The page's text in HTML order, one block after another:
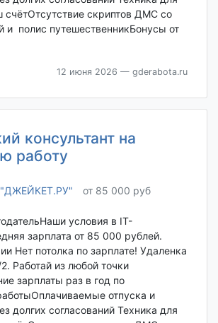
счётОтсутствие скриптов ДМС со
и полис путешественникБонусы от
12 июня 2026 — gderabota.ru
консультант на
работу
от 85 000 руб
условия в IT-
зарплата от 85 000 рублей.
Нет потолка по зарплате! Удаленка
Работай из любой точки
зарплаты раз в год по
отпуска и
долгих согласований Техника для